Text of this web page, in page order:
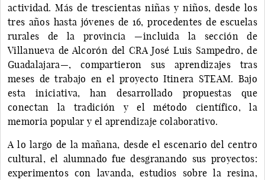
actividad. Más de trescientas niñas y niños, desde los
tres años hasta jóvenes de 16, procedentes de escuelas
rurales de la provincia —incluida la sección de
Villanueva de Alcorón del CRA José Luis Sampedro, de
Guadalajara—, compartieron sus aprendizajes tras
meses de trabajo en el proyecto Itinera STEAM. Bajo
esta iniciativa, han desarrollado propuestas que
conectan la tradición y el método científico, la
memoria popular y el aprendizaje colaborativo.
A lo largo de la mañana, desde el escenario del centro
cultural, el alumnado fue desgranando sus proyectos:
experimentos con lavanda, estudios sobre la resina,